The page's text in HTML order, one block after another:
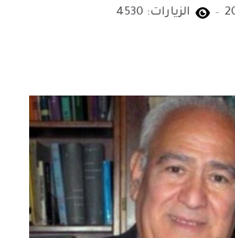
الزيارات: 4530